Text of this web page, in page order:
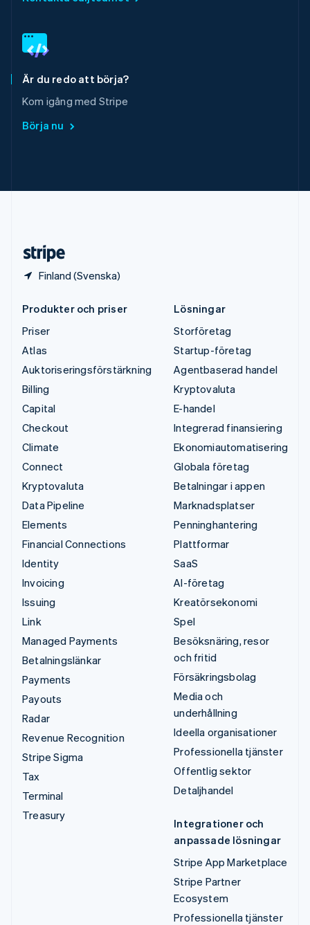
Är du redo att börja?
Kom igång med Stripe
Börja nu
Finland (Svenska)
Storbritannien
English
SvenskaEnglish
ไทยEnglish
English
Produkter och priser
Priser
Atlas
Auktoriseringsförstärkning
Billing
Capital
Checkout
Climate
Connect
Kryptovaluta
Data Pipeline
Elements
Financial Connections
Identity
Invoicing
Issuing
Link
Managed Payments
Betalningslänkar
Payments
Payouts
Radar
Revenue Recognition
Stripe Sigma
Tax
Terminal
Treasury
Lösningar
Storföretag
Startup-företag
Agentbaserad handel
Kryptovaluta
E-handel
Integrerad finansiering
Ekonomiautomatisering
Globala företag
Betalningar i appen
Marknadsplatser
Penninghantering
Plattformar
SaaS
AI-företag
Kreatörsekonomi
Spel
Besöksnäring, resor
och fritid
Försäkringsbolag
Media och
underhållning
Ideella organisationer
Professionella tjänster
Offentlig sektor
Detaljhandel
Integrationer och
anpassade lösningar
Stripe App Marketplace
Stripe Partner
Ecosystem
Professionella tjänster